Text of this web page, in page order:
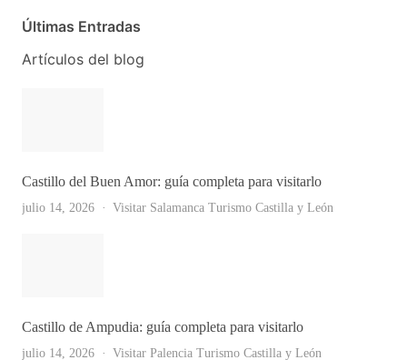
Últimas Entradas
Artículos del blog
Castillo del Buen Amor: guía completa para visitarlo
julio 14, 2026 Visitar Salamanca Turismo Castilla y León
Castillo de Ampudia: guía completa para visitarlo
julio 14, 2026 Visitar Palencia Turismo Castilla y León